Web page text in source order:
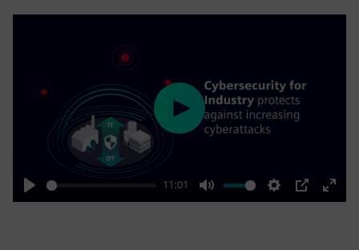
Play
11:01
Mute Settings
PIP
Enter
Play